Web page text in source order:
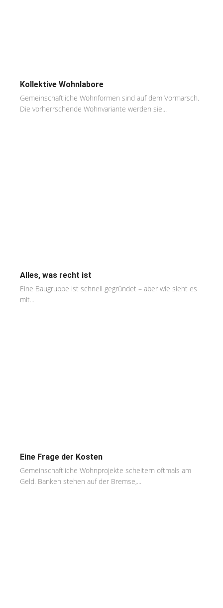
Kollektive Wohnlabore
Gemeinschaftliche Wohnformen sind auf dem Vormarsch.
Die vorherrschende Wohnvariante werden sie...
Alles, was recht ist
Eine Baugruppe ist schnell gegründet – aber wie sieht es
mit...
Eine Frage der Kosten
Gemeinschaftliche Wohnprojekte scheitern oftmals am
Geld. Banken stehen auf der Bremse,...